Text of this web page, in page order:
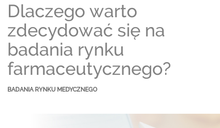
Dlaczego warto
zdecydować się na
badania rynku
farmaceutycznego?
BADANIA RYNKU MEDYCZNEGO